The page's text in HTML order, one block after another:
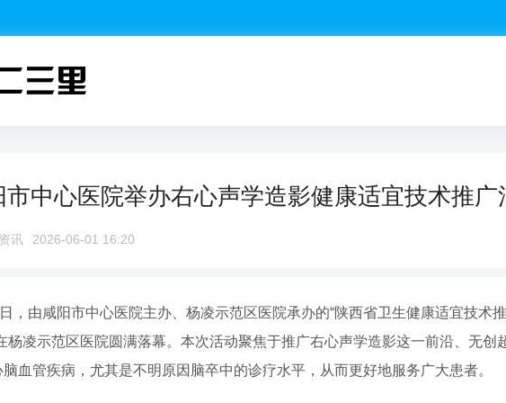
市中心医院举办右心声学造影健康适宜技术推
讯 2026-06-01 16:20
，由咸阳市中心医院主办、杨凌示范区医院承办的“陕西省卫生健康适宜技
杨凌示范区医院圆满落幕。本次活动聚焦于推广右心声学造影这一前沿、无
脑血管疾病，尤其是不明原因脑卒中的诊疗水平，从而更好地服务广大患者。